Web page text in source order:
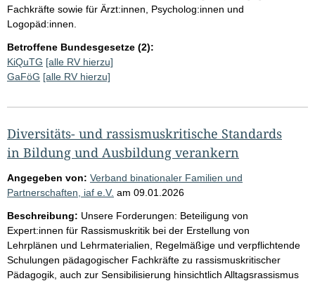
Fachkräfte sowie für Ärzt:innen, Psycholog:innen und
Logopäd:innen.
Betroffene Bundesgesetze (2):
KiQuTG [alle RV hierzu]
GaFöG [alle RV hierzu]
Diversitäts- und rassismuskritische Standards
in Bildung und Ausbildung verankern
Angegeben von: Verband binationaler Familien und
Partnerschaften, iaf e.V. am 09.01.2026
Beschreibung: Unsere Forderungen: Beteiligung von
Expert:innen für Rassismuskritik bei der Erstellung von
Lehrplänen und Lehrmaterialien, Regelmäßige und verpflichtende
Schulungen pädagogischer Fachkräfte zu rassismuskritischer
Pädagogik, auch zur Sensibilisierung hinsichtlich Alltagsrassismus